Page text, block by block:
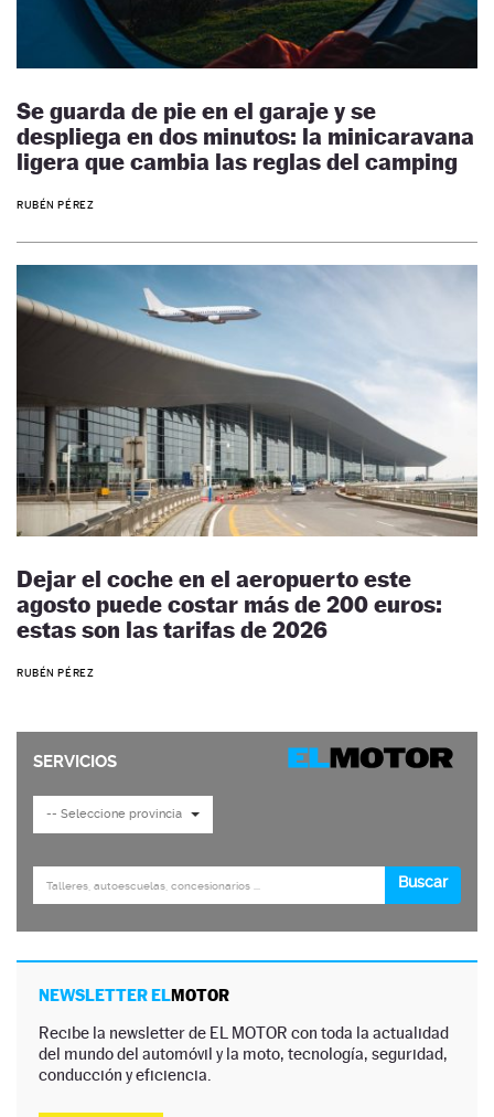
Se guarda de pie en el garaje y se
despliega en dos minutos: la minicaravana
ligera que cambia las reglas del camping
RUBÉN PÉREZ
Dejar el coche en el aeropuerto este
agosto puede costar más de 200 euros:
estas son las tarifas de 2026
RUBÉN PÉREZ
NEWSLETTER ELMOTOR
Recibe la newsletter de EL MOTOR con toda la actualidad
del mundo del automóvil y la moto, tecnología, seguridad,
conducción y eficiencia.